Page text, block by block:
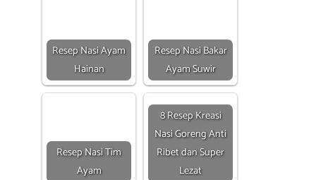
Resep Nasi Ayam
Hainan
Resep Nasi Bakar
Ayam Suwir
Resep Nasi Tim
Ayam
8 Resep Kreasi
Nasi Goreng Anti
Ribet dan Super
Lezat